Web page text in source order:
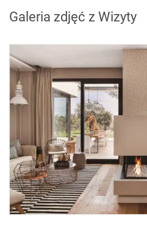
Galeria zdjęć z Wizyty